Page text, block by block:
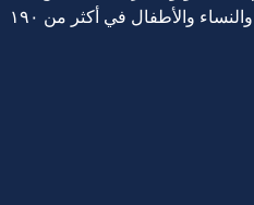
والإكسسوارات والأحذية للرجال والنساء والأطفال في أكثر من ١٩٠